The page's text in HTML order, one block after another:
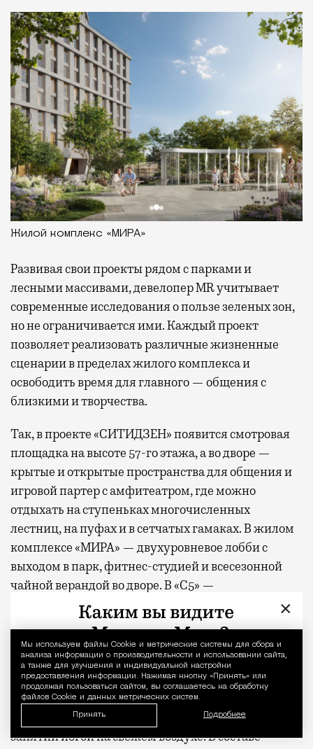
Уведомление
Мы используем файлы Сookie и метрические системы для сбора и
анализа информации о производительности и использовании сайта,
а также для улучшения и индивидуальной настройки
предоставления информации. Нажимая кнопку «Принять» или
продолжая пользоваться сайтом, вы соглашаетесь на обработку
файлов Cookie и данных метрических систем.
Принять Подробнее
Жилой комплекс «МИРА»
Развиваясвои проекты рядом с парками и
лесными массивами, девелопер MR учитывает
современные исследования о пользе зеленых зон,
но не ограничивается ими. Каждый проект
позволяет реализовать различные жизненные
сценарии в пределах жилого комплекса и
освободить время для главного — общения с
близкими и творчества.
Так, в проекте «СИТИДЗЕН» появится смотровая
площадка на высоте 57-го этажа, а во дворе —
крытые и открытые пространства для общения и
игровой партер с амфитеатром, где можно
отдыхать на ступеньках многочисленных
лестниц, на пуфах и в сетчатых гамаках. В жилом
комплексе «МИРА» — двухуровневое лобби с
выходом в парк, фитнес-студией и всесезонной
чайной верандой во дворе. В «С5» —
многоуровневое арт-пространство на крыше,
переговорные, студия йоги и отдельно стоящий
ресторан авторской кухни. В новом премиальном
проекте MR, клубном доме «26 ПАРКВЬЮ», на
первых этажах предусмотрены уютные
пространства для отдыха и деловых встреч, а в
закрытом дворе — фитнес-зоны и места для
занятий йогой на свежем воздухе. В составе
×